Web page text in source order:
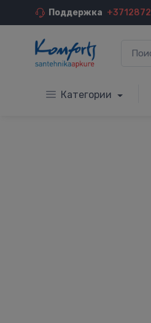
Поддержка
Категории